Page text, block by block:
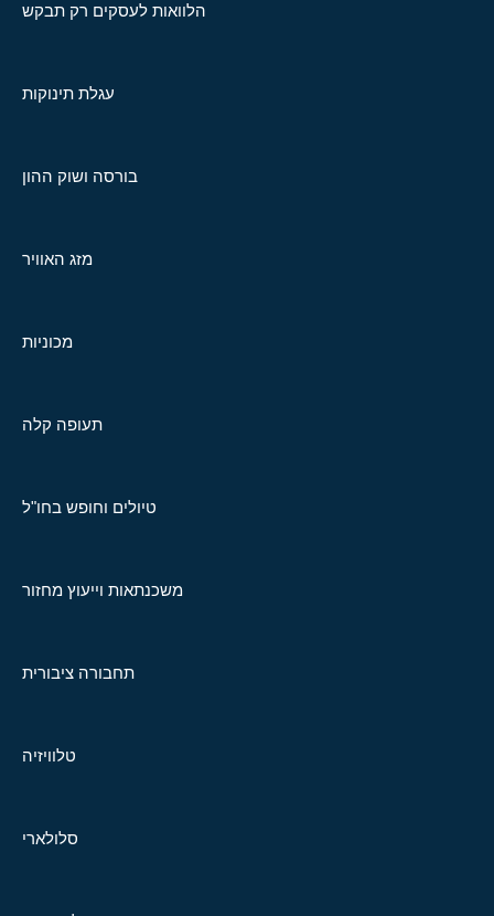
הלוואות לעסקים רק תבקש
עגלת תינוקות
בורסה ושוק ההון
מזג האוויר
מכוניות
תעופה קלה
טיולים וחופש בחו"ל
משכנתאות וייעוץ מחזור
תחבורה ציבורית
טלוויזיה
סלולארי